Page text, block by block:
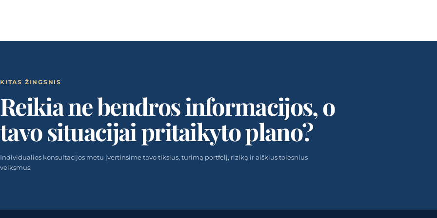
KITAS ŽINGSNIS
Reikia ne bendros informacijos, o
tavo situacijai pritaikyto plano?
Individualios konsultacijos metu įvertinsime tavo tikslus, turimą portfelį, riziką ir aiškius tolesnius
veiksmus.